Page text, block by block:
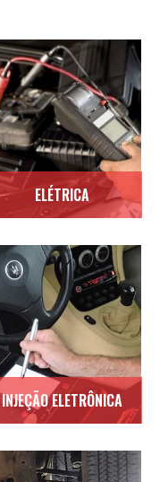
ELÉTRICA
INJEÇÃO ELETRÔNICA